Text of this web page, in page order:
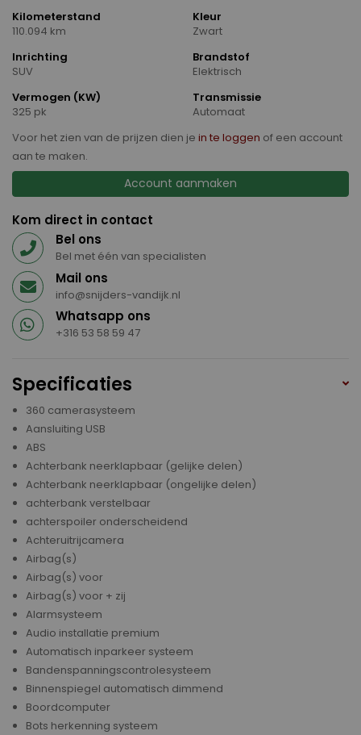
Kilometerstand
110.094 km
Kleur
Zwart
Inrichting
SUV
Brandstof
Elektrisch
Vermogen (KW)
325 pk
Transmissie
Automaat
Voor het zien van de prijzen dien je in te loggen of een account
aan te maken.
Account aanmaken
Kom direct in contact
Bel ons
Bel met één van specialisten
Mail ons
info@snijders-vandijk.nl
Whatsapp ons
+316 53 58 59 47
Specificaties
360 camerasysteem
Aansluiting USB
ABS
Achterbank neerklapbaar (gelijke delen)
Achterbank neerklapbaar (ongelijke delen)
achterbank verstelbaar
achterspoiler onderscheidend
Achteruitrijcamera
Airbag(s)
Airbag(s) voor
Airbag(s) voor + zij
Alarmsysteem
Audio installatie premium
Automatisch inparkeer systeem
Bandenspanningscontrolesysteem
Binnenspiegel automatisch dimmend
Boordcomputer
Bots herkenning systeem